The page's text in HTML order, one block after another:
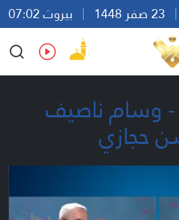
بيروت 07:02
Ar
En Fr Es
وسام ناصيف
حجازي